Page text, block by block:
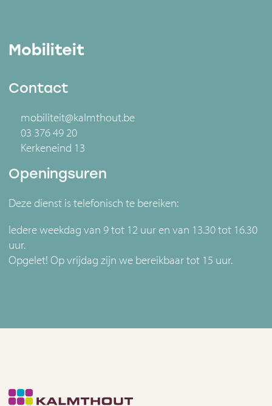
Mobiliteit
Contact
mobiliteit@kalmthout.be
03 376 49 20
Kerkeneind 13
Openingsuren
Deze dienst is telefonisch te bereiken:
Iedere weekdag van 9 tot 12 uur en van 13.30 tot 16.30
uur.
Opgelet! Op vrijdag zijn we bereikbaar tot 15 uur.